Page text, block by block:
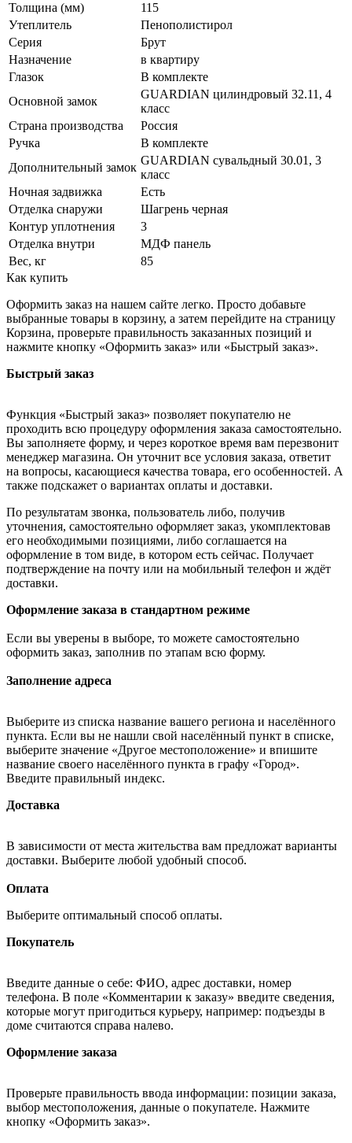
Толщина (мм)
115
Утеплитель
Пенополистирол
Серия
Брут
Назначение
в квартиру
Глазок
В комплекте
Основной замок
GUARDIAN цилиндровый 32.11, 4
класс
Страна производства
Россия
Ручка
В комплекте
Дополнительный замок
GUARDIAN сувальдный 30.01, 3
класс
Ночная задвижка
Есть
Отделка снаружи
Шагрень черная
Контур уплотнения
3
Отделка внутри
МДФ панель
Вес, кг
85
Как купить
Оформить заказ на нашем сайте легко. Просто добавьте
выбранные товары в корзину, а затем перейдите на страницу
Корзина, проверьте правильность заказанных позиций и
нажмите кнопку «Оформить заказ» или «Быстрый заказ».
Быстрый заказ
Функция «Быстрый заказ» позволяет покупателю не
проходить всю процедуру оформления заказа самостоятельно.
Вы заполняете форму, и через короткое время вам перезвонит
менеджер магазина. Он уточнит все условия заказа, ответит
на вопросы, касающиеся качества товара, его особенностей. А
также подскажет о вариантах оплаты и доставки.
По результатам звонка, пользователь либо, получив
уточнения, самостоятельно оформляет заказ, укомплектовав
его необходимыми позициями, либо соглашается на
оформление в том виде, в котором есть сейчас. Получает
подтверждение на почту или на мобильный телефон и ждёт
доставки.
Оформление заказа в стандартном режиме
Если вы уверены в выборе, то можете самостоятельно
оформить заказ, заполнив по этапам всю форму.
Заполнение адреса
Выберите из списка название вашего региона и населённого
пункта. Если вы не нашли свой населённый пункт в списке,
выберите значение «Другое местоположение» и впишите
название своего населённого пункта в графу «Город».
Введите правильный индекс.
Доставка
В зависимости от места жительства вам предложат варианты
доставки. Выберите любой удобный способ.
Оплата
Выберите оптимальный способ оплаты.
Покупатель
Введите данные о себе: ФИО, адрес доставки, номер
телефона. В поле «Комментарии к заказу» введите сведения,
которые могут пригодиться курьеру, например: подъезды в
доме считаются справа налево.
Оформление заказа
Проверьте правильность ввода информации: позиции заказа,
выбор местоположения, данные о покупателе. Нажмите
кнопку «Оформить заказ».